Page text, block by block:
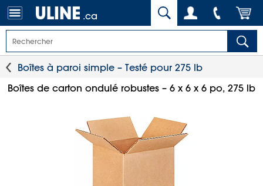
.ca
Boîtes à paroi simple – Testé pour 275 lb
Boîtes de carton ondulé robustes – 6 x 6 x 6 po, 275 lb